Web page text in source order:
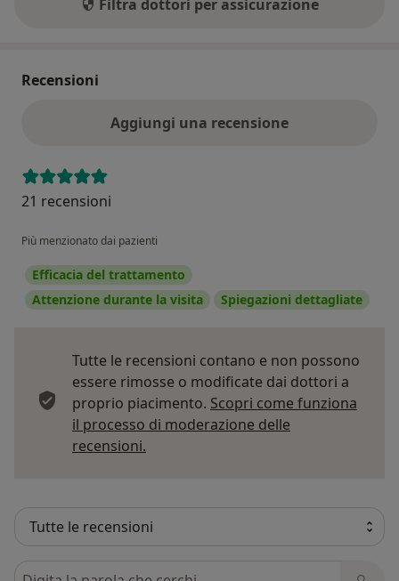
Filtra dottori per assicurazione
Recensioni
Aggiungi una recensione
21 recensioni
Più menzionato dai pazienti
Efficacia del trattamento
Attenzione durante la visita
Spiegazioni dettagliate
Tutte le recensioni contano e non possono
essere rimosse o modificate dai dottori a
proprio piacimento. Scopri come funziona
il processo di moderazione delle
recensioni.
Cerca nelle recensioni